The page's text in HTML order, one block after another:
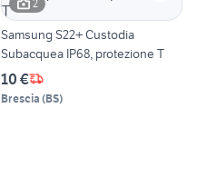
2
Samsung S22+ Custodia
Subacquea IP68, protezione T
10 €
Brescia (BS)